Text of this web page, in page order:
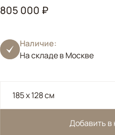
805 000 ₽
Наличие:
На складе в Москве
185 x 128 см
Добавить в